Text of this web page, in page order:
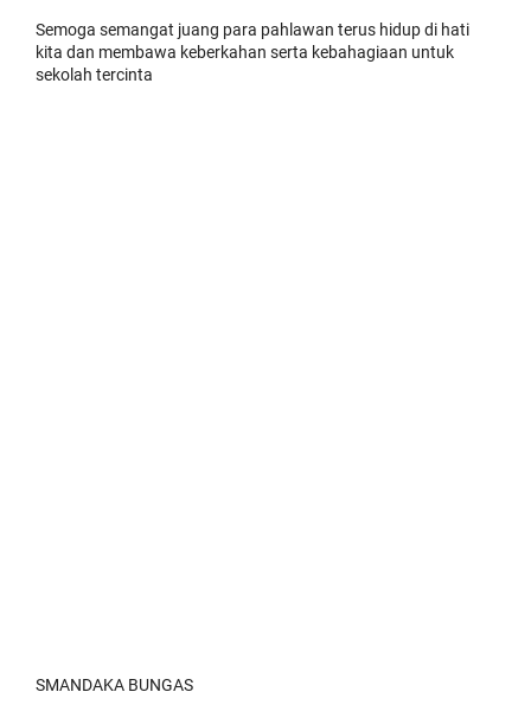
Semoga semangat juang para pahlawan terus hidup di hati
kita dan membawa keberkahan serta kebahagiaan untuk
sekolah tercinta
SMANDAKA BUNGAS